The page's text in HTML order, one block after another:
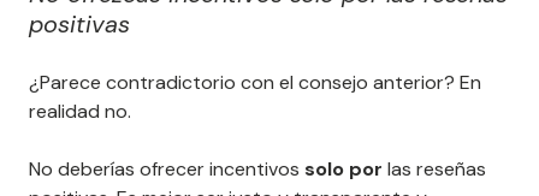
positivas
¿Parece contradictorio con el consejo anterior? En
realidad no.
No deberías ofrecer incentivos solo por las reseñas